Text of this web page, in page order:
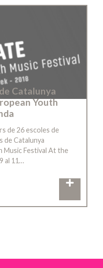
Catalunya
Youth
de 26 escoles de
de Catalunya
Music Festival At the
al 11…